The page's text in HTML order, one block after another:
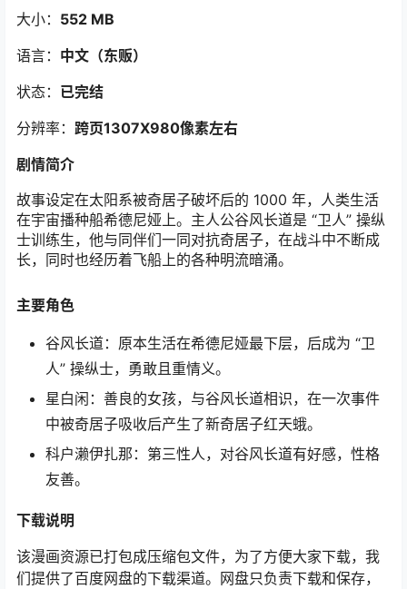
大小： 552 MB
语言： 中文（东贩）
状态： 已完结
分辨率： 跨页1307X980像素左右
剧情简介
故事设定在太阳系被奇居子破坏后的 1000 年，人类生活
在宇宙播种船希德尼娅上。主人公谷风长道是 “卫人” 操纵
士训练生，他与同伴们一同对抗奇居子，在战斗中不断成
长，同时也经历着飞船上的各种明流暗涌。
主要角色
谷风长道：原本生活在希德尼娅最下层，后成为 “卫
人” 操纵士，勇敢且重情义。
星白闲：善良的女孩，与谷风长道相识，在一次事件
中被奇居子吸收后产生了新奇居子红天蛾。
科户濑伊扎那：第三性人，对谷风长道有好感，性格
友善。
下载说明
该漫画资源已打包成压缩包文件，为了方便大家下载，我
们提供了百度网盘的下载渠道。网盘只负责下载和保存，